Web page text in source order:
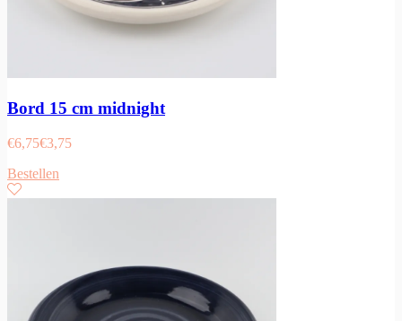
Bord 15 cm midnight
€6,75€3,75
Bestellen